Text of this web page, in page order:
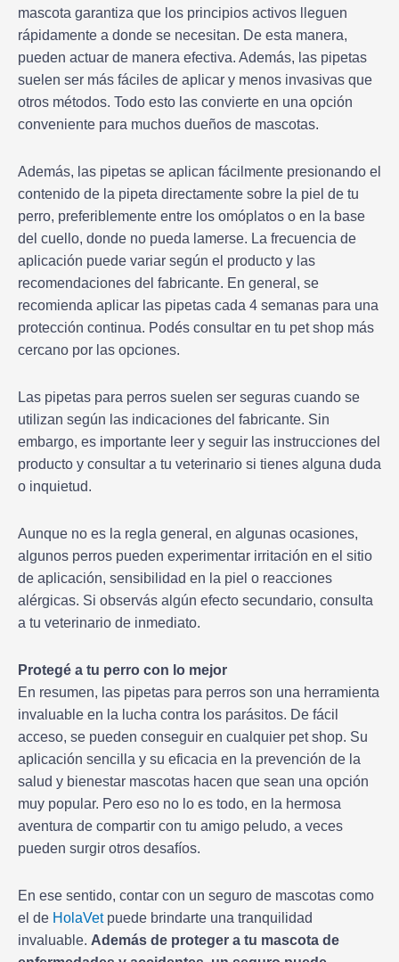
mascota garantiza que los principios activos lleguen
rápidamente a donde se necesitan. De esta manera,
pueden actuar de manera efectiva. Además, las pipetas
suelen ser más fáciles de aplicar y menos invasivas que
otros métodos. Todo esto las convierte en una opción
conveniente para muchos dueños de mascotas.
Además, las pipetas se aplican fácilmente presionando el
contenido de la pipeta directamente sobre la piel de tu
perro, preferiblemente entre los omóplatos o en la base
del cuello, donde no pueda lamerse. La frecuencia de
aplicación puede variar según el producto y las
recomendaciones del fabricante. En general, se
recomienda aplicar las pipetas cada 4 semanas para una
protección continua. Podés consultar en tu pet shop más
cercano por las opciones.
Las pipetas para perros suelen ser seguras cuando se
utilizan según las indicaciones del fabricante. Sin
embargo, es importante leer y seguir las instrucciones del
producto y consultar a tu veterinario si tienes alguna duda
o inquietud.
Aunque no es la regla general, en algunas ocasiones,
algunos perros pueden experimentar irritación en el sitio
de aplicación, sensibilidad en la piel o reacciones
alérgicas. Si observás algún efecto secundario, consulta
a tu veterinario de inmediato.
Protegé a tu perro con lo mejor
En resumen, las pipetas para perros son una herramienta
invaluable en la lucha contra los parásitos. De fácil
acceso, se pueden conseguir en cualquier pet shop. Su
aplicación sencilla y su eficacia en la prevención de la
salud y bienestar mascotas hacen que sean una opción
muy popular. Pero eso no lo es todo, en la hermosa
aventura de compartir con tu amigo peludo, a veces
pueden surgir otros desafíos.
En ese sentido, contar con un seguro de mascotas como
el de HolaVet puede brindarte una tranquilidad
invaluable. Además de proteger a tu mascota de